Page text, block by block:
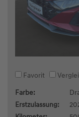
Favorit
Farbe:
Erstzulassung: